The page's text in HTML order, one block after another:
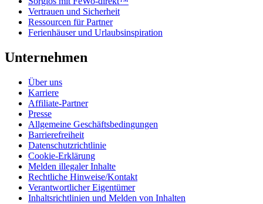
Vertrauen und Sicherheit
Ressourcen für Partner
Ferienhäuser und Urlaubsinspiration
Unternehmen
Über uns
Karriere
Affiliate-Partner
Presse
Allgemeine Geschäftsbedingungen
Barrierefreiheit
Datenschutzrichtlinie
Cookie-Erklärung
Melden illegaler Inhalte
Rechtliche Hinweise/Kontakt
Verantwortlicher Eigentümer
Inhaltsrichtlinien und Melden von Inhalten